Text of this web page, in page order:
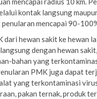
kontak langsung
mencapai 90-
dari hewan sakit ke hewan
dengan hewan
bahan yang
PMK juga dapat
yang terkontaminasi
pakan ternak, produk